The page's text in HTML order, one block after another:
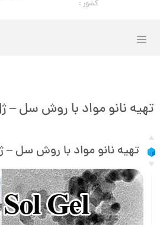
کشور :
تهیه نانو مواد با روش سل –
تهیه نانو مواد با روش سل –